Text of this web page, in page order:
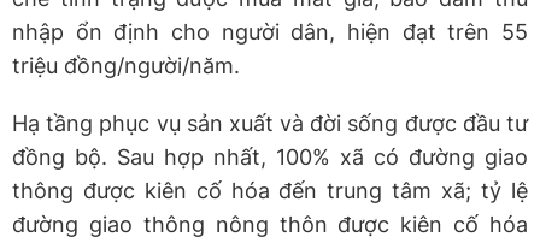
nhập ổn định cho người dân, hiện đạt trên 55
triệu đồng/người/năm.
Hạ tầng phục vụ sản xuất và đời sống được đầu tư
đồng bộ. Sau hợp nhất, 100% xã có đường giao
thông được kiên cố hóa đến trung tâm xã; tỷ lệ
đường giao thông nông thôn được kiên cố hóa